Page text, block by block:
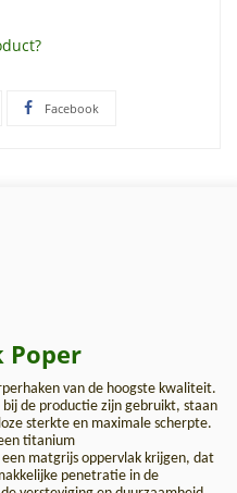
Facebook
Poper
van de hoogste kwaliteit.
de productie zijn gebruikt, staan
sterkte en maximale scherpte.
titanium
matgrijs oppervlak krijgen, dat
penetratie in de